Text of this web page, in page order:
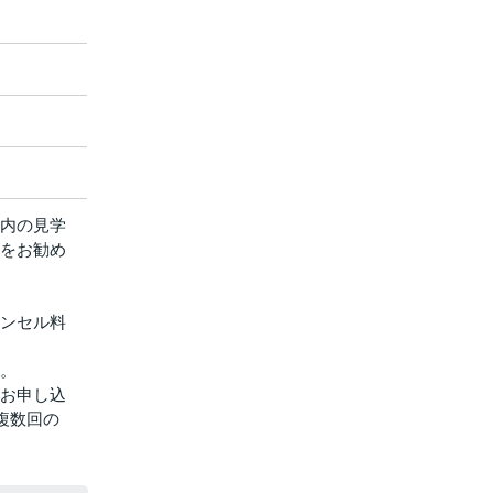
の見学
お勧め
セル料
申し込
数回の